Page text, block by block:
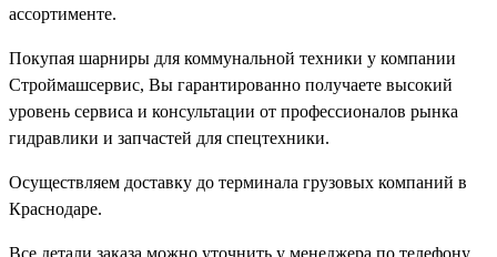
ассортименте.
Покупая шарниры для коммунальной техники у компании
Строймашсервис, Вы гарантированно получаете высокий
уровень сервиса и консультации от профессионалов рынка
гидравлики и запчастей для спецтехники.
Осуществляем доставку до терминала грузовых компаний в
Краснодаре.